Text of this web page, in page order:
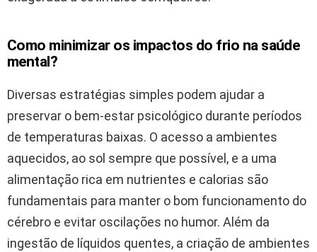
Como minimizar os impactos do frio na saúde
mental?
Diversas estratégias simples podem ajudar a
preservar o bem-estar psicológico durante períodos
de temperaturas baixas. O acesso a ambientes
aquecidos, ao sol sempre que possível, e a uma
alimentação rica em nutrientes e calorias são
fundamentais para manter o bom funcionamento do
cérebro e evitar oscilações no humor. Além da
ingestão de líquidos quentes, a criação de ambientes